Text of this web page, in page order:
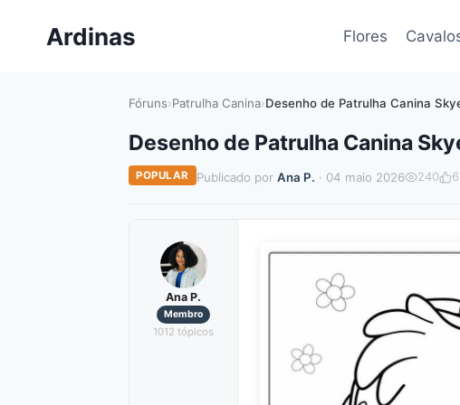
Ardinas Flores
Fóruns›Patrulha Canina›Desenho de Patrulha Canina
Desenho de Patrulha Canina
POPULAR Publicado por Ana P. · 04 maio 2026 240 6
Ana P.
Membro
1012 tópicos